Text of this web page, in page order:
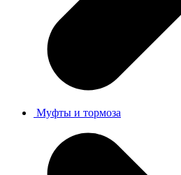
Муфты и тормоза